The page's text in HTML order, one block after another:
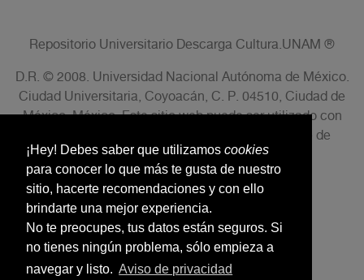
¡Hey! Debes saber que utilizamos cookies
para conocer lo que más te gusta de nuestro
sitio, hacerte recomendaciones y con ello
brindarte una mejor experiencia.
No te preocupes, tus datos están seguros. Si
no tienes ningún problema, sólo empieza a
navegar y listo. Aviso de privacidad
Repositorio Universitario Descarga Cultura.UNAM ®
D.R. © 2008. Universidad Nacional Autónoma de México.
Ciudad Universitaria, Coyoacán, C. P. 04510, Ciudad de
México, México. Este sitio web puede ser utilizado con
fines no lucrativos siempre que se cite la fuente de
conformidad con el AVISO LEGAL.